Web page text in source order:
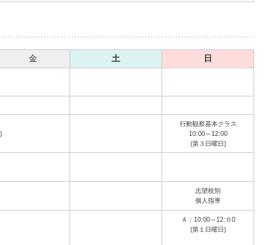
金 土
日
行動観察基本クラス
10:00～12:00
(第３日曜日)
志望校別
個人指導
Ａ：10:00～12:０0
(第１日曜日)